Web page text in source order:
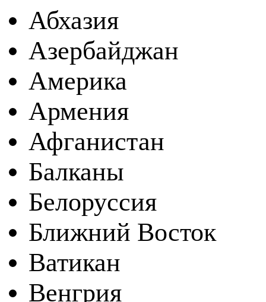
Абхазия
Азербайджан
Америка
Армения
Афганистан
Балканы
Белоруссия
Ближний Восток
Ватикан
Венгрия